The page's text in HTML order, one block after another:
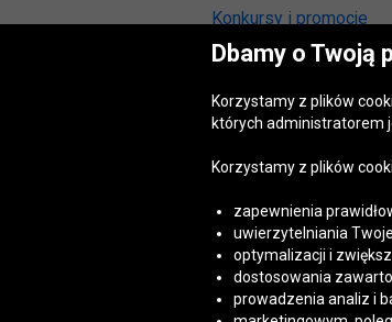
Konkursy i promocje
Odstąpienie od umowy
Reklamacja
Opinie o oponach
Akt o usługach
Dostępność cyfrowa
Dbamy o Twoją
Korzystamy z plików
których administratorem
Korzystamy z plików
zapewnienia
uwierzytelniania
optymalizacji i
dostosowania
prowadzenia analiz i